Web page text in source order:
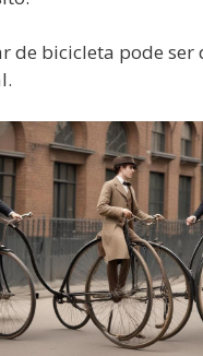
de bicicleta pode ser